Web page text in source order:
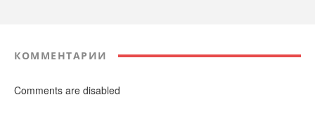
КОММЕНТАРИИ
Comments are disabled